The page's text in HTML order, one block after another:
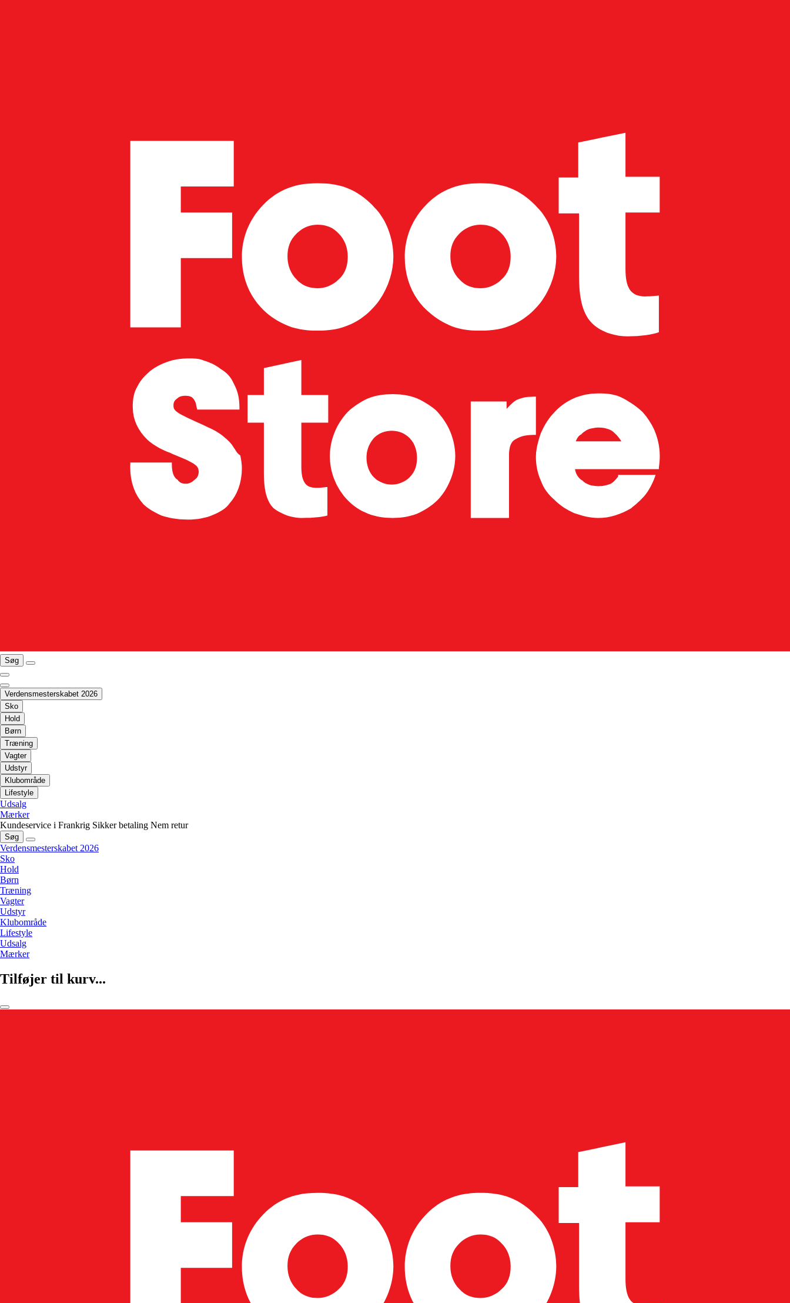
Søg
Verdensmesterskabet 2026
Sko
Hold
Børn
Træning
Vagter
Udstyr
Klubområde
Lifestyle
Udsalg
Mærker
Kundeservice i Frankrig Sikker betaling Nem retur
Søg
Verdensmesterskabet 2026
Sko
Hold
Børn
Træning
Vagter
Udstyr
Klubområde
Lifestyle
Udsalg
Mærker
Tilføjer til kurv...